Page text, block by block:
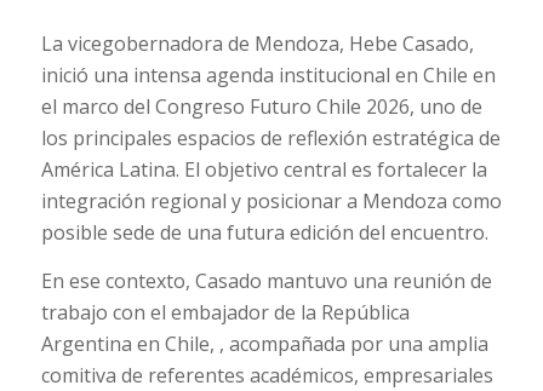
La vicegobernadora de Mendoza, Hebe Casado,
inició una intensa agenda institucional en Chile en
el marco del Congreso Futuro Chile 2026, uno de
los principales espacios de reflexión estratégica de
América Latina. El objetivo central es fortalecer la
integración regional y posicionar a Mendoza como
posible sede de una futura edición del encuentro.
En ese contexto, Casado mantuvo una reunión de
trabajo con el embajador de la República
Argentina en Chile, , acompañada por una amplia
comitiva de referentes académicos, empresariales